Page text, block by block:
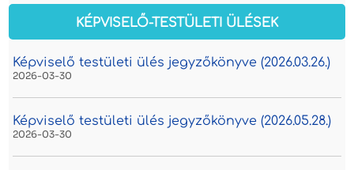
KÉPVISELŐ-TESTÜLETI ÜLÉSEK
Képviselő testületi ülés jegyzőkönyve (2026.03.26.)
2026-03-30
Képviselő testületi ülés jegyzőkönyve (2026.05.28.)
2026-03-30